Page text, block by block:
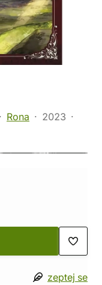
Rona
2023
zeptej se